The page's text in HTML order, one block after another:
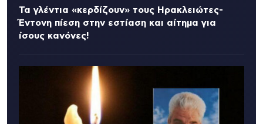
Τα γλέντια «κερδίζουν» τους Ηρακλειώτες-
Έντονη πίεση στην εστίαση και αίτημα για
ίσους κανόνες!